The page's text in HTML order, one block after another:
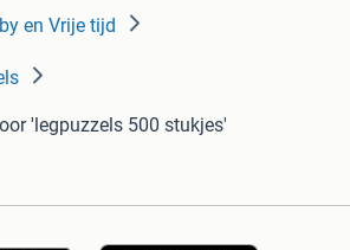
en Vrije tijd
'legpuzzels 500 stukjes'